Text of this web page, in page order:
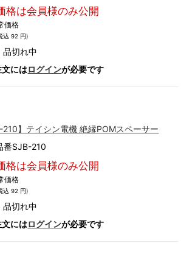
格は会員様のみ公開
価格
込 92 円)
品切れ中
文にはログインが必要です
210】テイシン電機 絶縁POMスペーサー
番SJB-210
格は会員様のみ公開
価格
込 92 円)
品切れ中
文にはログインが必要です